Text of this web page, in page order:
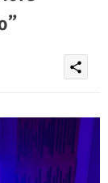
share